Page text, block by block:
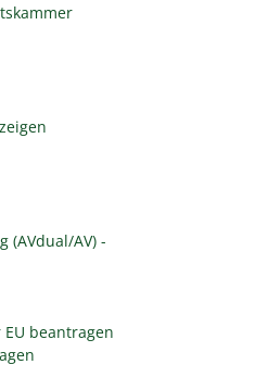
AV) -
beantragen